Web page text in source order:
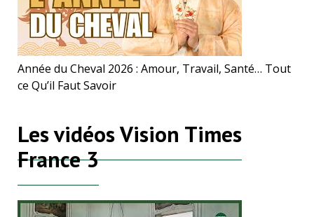
Année du Cheval 2026 : Amour, Travail, Santé… Tout
ce Qu’il Faut Savoir
Les vidéos Vision Times
France 3